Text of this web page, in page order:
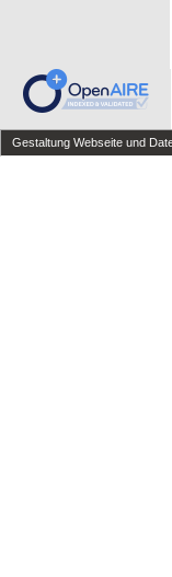
Gestaltung Webseite und